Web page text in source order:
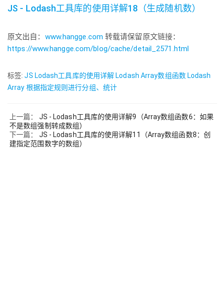
JS - Lodash工具库的使用详解18（生成随机数）
原文出自： www.hangge.com 转载请保留原文链接：
https://www.hangge.com/blog/cache/detail_2571.html
标签:JS Lodash工具库的使用详解 Lodash Array数组函数 Lodash
Array 根据指定规则进行分组、统计
上一篇： JS - Lodash工具库的使用详解9（Array数组函数6：如果
不是数组强制转成数组）
下一篇： JS - Lodash工具库的使用详解11（Array数组函数8：创
建指定范围数字的数组）